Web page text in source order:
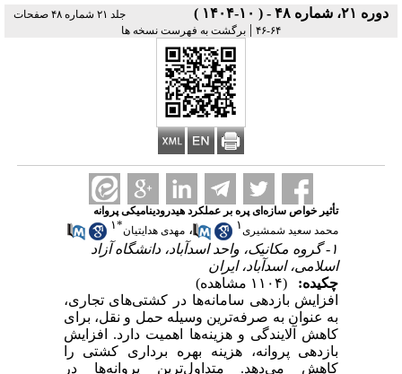
دوره ۲۱، شماره ۴۸ - ( ۱۰-۱۴۰۴ )
جلد ۲۱ شماره ۴۸ صفحات
۶۴-۴۶
| برگشت به فهرست نسخه ها
تأثیر خواص سازه‌ای پره بر عملکرد هیدرودینامیکی پروانه
محمد سعید شمشیری۱ ، مهدی هدایتیان*۱
۱- گروه مکانیک، واحد اسدآباد، دانشگاه آزاد
اسلامی، اسدآباد، ایران
چکیده:
(۱۱۰۴ مشاهده)
افزایش بازدهی سامانه‌ها در کشتی‌های تجاری،
به عنوان به صرفه‌ترین وسیله حمل و نقل، برای
کاهش آلایندگی و هزینه‌ها اهمیت دارد. افزایش
بازدهی پروانه، هزینه بهره برداری کشتی را
کاهش می‌دهد. متداول‌ترین پروانه‌ها در